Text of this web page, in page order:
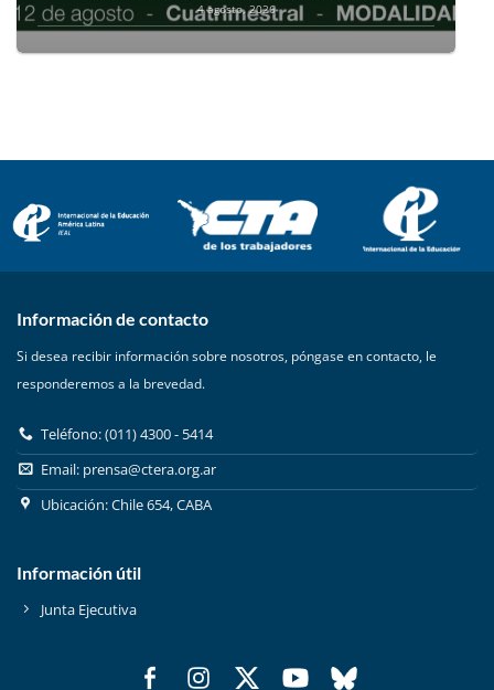
4 agosto, 2026
Información de contacto
Si desea recibir información sobre nosotros, póngase en contacto, le
responderemos a la brevedad.
Teléfono: (011) 4300 - 5414
Email: prensa@ctera.org.ar
Ubicación: Chile 654, CABA
Información útil
Junta Ejecutiva